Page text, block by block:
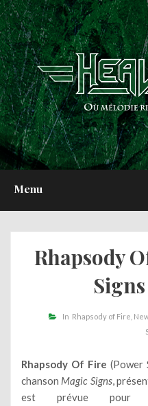
Menu
ACCUEIL
NEWS
CHRONIQUES
INTERVIEWS
REPORTS
A PROPOS
Rhapsody
In Rhapsody of Fire
Rhapsody Of Fire (Power
chanson Magic Signs,
est prévue